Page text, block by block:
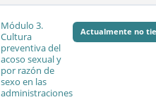
Módulo
0%
Sesión síncrona 2.1
Módulo 3.
Cultura
preventiva del
acoso sexual y
por razón de
sexo en las
administraciones
Actualmente no